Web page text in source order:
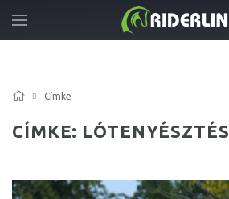
Címke
CÍMKE: LÓTENYÉSZTÉS